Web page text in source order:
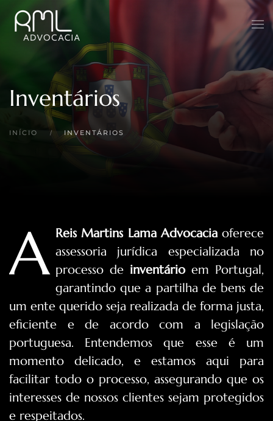
Skip to main content
Inventários
INÍCIO INVENTÁRIOS
A Reis Martins Lama Advocaciaoferece
assessoria jurídica especializada no
processo de inventárioem Portugal,
garantindo que a partilha de bens de
um ente querido seja realizada de forma justa,
eficiente e de acordo com a legislação
portuguesa. Entendemos que esse é um
momento delicado, e estamos aqui para
facilitar todo o processo, assegurando que os
interesses de nossos clientes sejam protegidos
e respeitados.